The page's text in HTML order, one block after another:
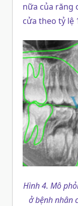
nữa của răng
cửa theo tỷ lệ
Hình 4. Mô
ở bệnh nhân